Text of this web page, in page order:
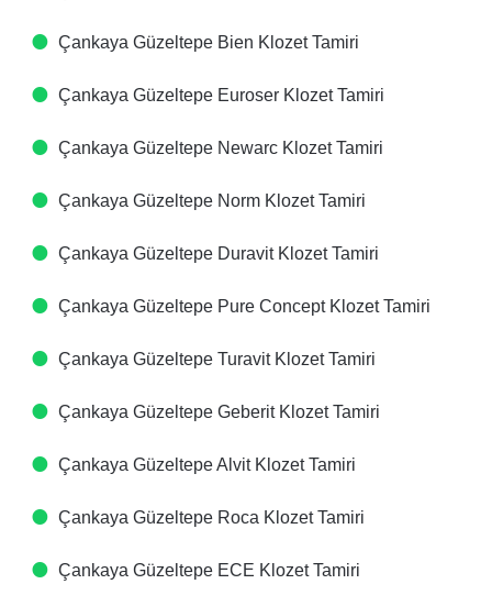
Çankaya Güzeltepe Bien Klozet Tamiri
Çankaya Güzeltepe Euroser Klozet Tamiri
Çankaya Güzeltepe Newarc Klozet Tamiri
Çankaya Güzeltepe Norm Klozet Tamiri
Çankaya Güzeltepe Duravit Klozet Tamiri
Çankaya Güzeltepe Pure Concept Klozet Tamiri
Çankaya Güzeltepe Turavit Klozet Tamiri
Çankaya Güzeltepe Geberit Klozet Tamiri
Çankaya Güzeltepe Alvit Klozet Tamiri
Çankaya Güzeltepe Roca Klozet Tamiri
Çankaya Güzeltepe ECE Klozet Tamiri